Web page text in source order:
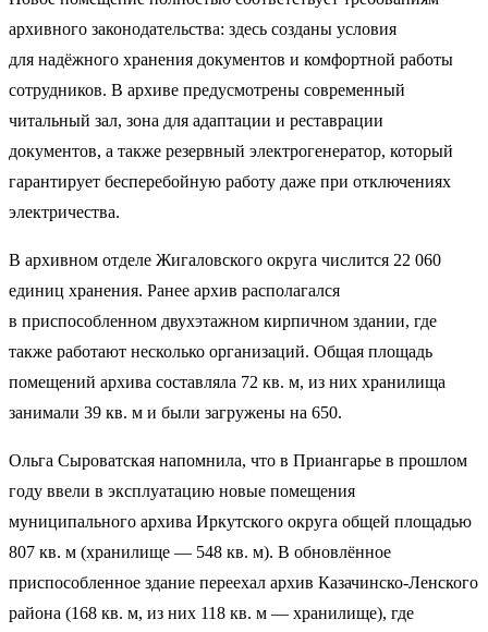
архивного законодательства: здесь созданы условия
для надёжного хранения документов и комфортной работы
сотрудников. В архиве предусмотрены современный
читальный зал, зона для адаптации и реставрации
документов, а также резервный электрогенератор, который
гарантирует бесперебойную работу даже при отключениях
электричества.
В архивном отделе Жигаловского округа числится 22 060
единиц хранения. Ранее архив располагался
в приспособленном двухэтажном кирпичном здании, где
также работают несколько организаций. Общая площадь
помещений архива составляла 72 кв. м, из них хранилища
занимали 39 кв. м и были загружены на 650.
Ольга Сыроватская напомнила, что в Приангарье в прошлом
году ввели в эксплуатацию новые помещения
муниципального архива Иркутского округа общей площадью
807 кв. м (хранилище — 548 кв. м). В обновлённое
приспособленное здание переехал архив Казачинско-Ленского
района (168 кв. м, из них 118 кв. м — хранилище), где